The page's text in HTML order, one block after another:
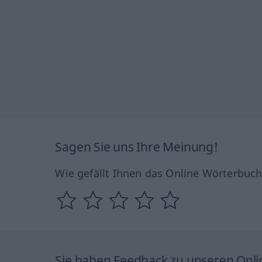
Sagen Sie uns Ihre Meinung!
Wie gefällt Ihnen das Online